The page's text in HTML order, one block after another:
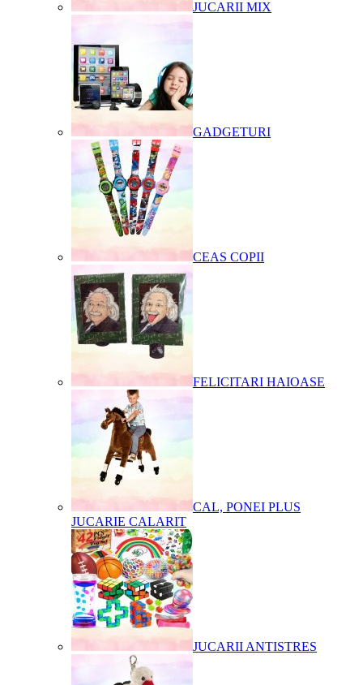
JUCARII MIX
GADGETURI
CEAS COPII
FELICITARI HAIOASE
CAL, PONEI PLUS
JUCARIE CALARIT
JUCARII ANTISTRES